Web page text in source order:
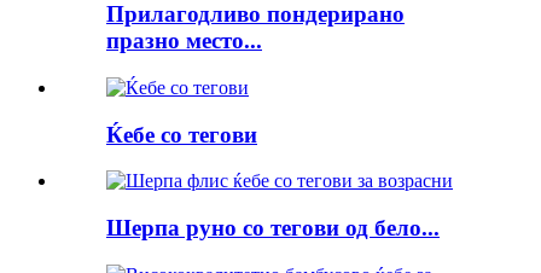
Прилагодливо пондерирано
празно место...
Ќебе со тегови
Шерпа руно со тегови од бело...